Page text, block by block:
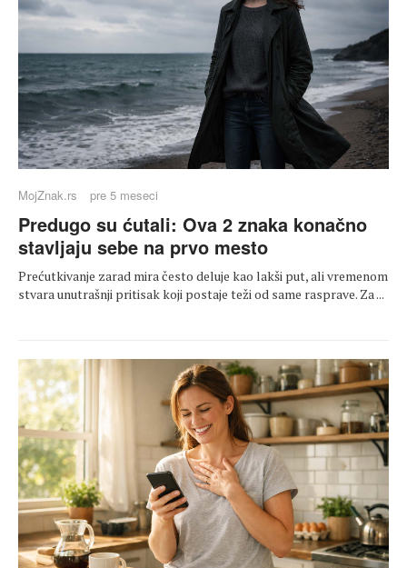
MojZnak.rs pre 5 meseci
Predugo su ćutali: Ova 2 znaka konačno
stavljaju sebe na prvo mesto
Prećutkivanje zarad mira često deluje kao lakši put, ali vremenom
stvara unutrašnji pritisak koji postaje teži od same rasprave. Za ...